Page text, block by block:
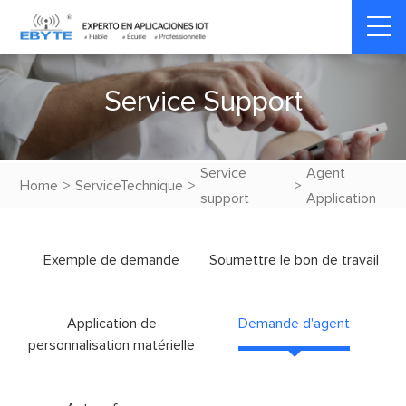
Service Support
Home > ServiceTechnique >
Service
support
>
Agent
Application
Exemple de demande Soumettre le bon de travail
Application de
personnalisation matérielle
Demande d'agent